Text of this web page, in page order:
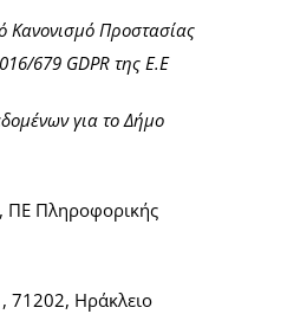
Κανονισμό Προστασίας
679 GDPR της Ε.Ε
για το Δήμο
ΠΕ Πληροφορικής
71202, Ηράκλειο